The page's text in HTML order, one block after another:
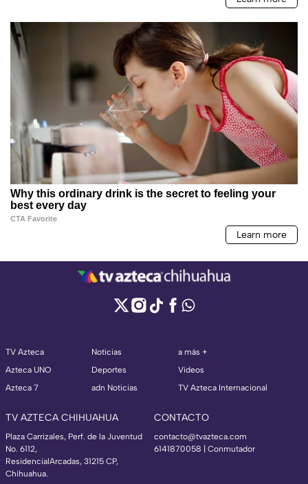
TV Azteca
Azteca UNO
Azteca 7
Noticias
Deportes
adn Noticias
a más +
Videos
TV Azteca Internacional
TV AZTECA CHIHUAHUA
Plaza Carrizales, Perf. de la Juventud
No. 6112,
ResidencialArcadas, 31215 CP,
Chihuahua.
CONTACTO
contacto@tvazteca.com
6141870058 | Conmutador